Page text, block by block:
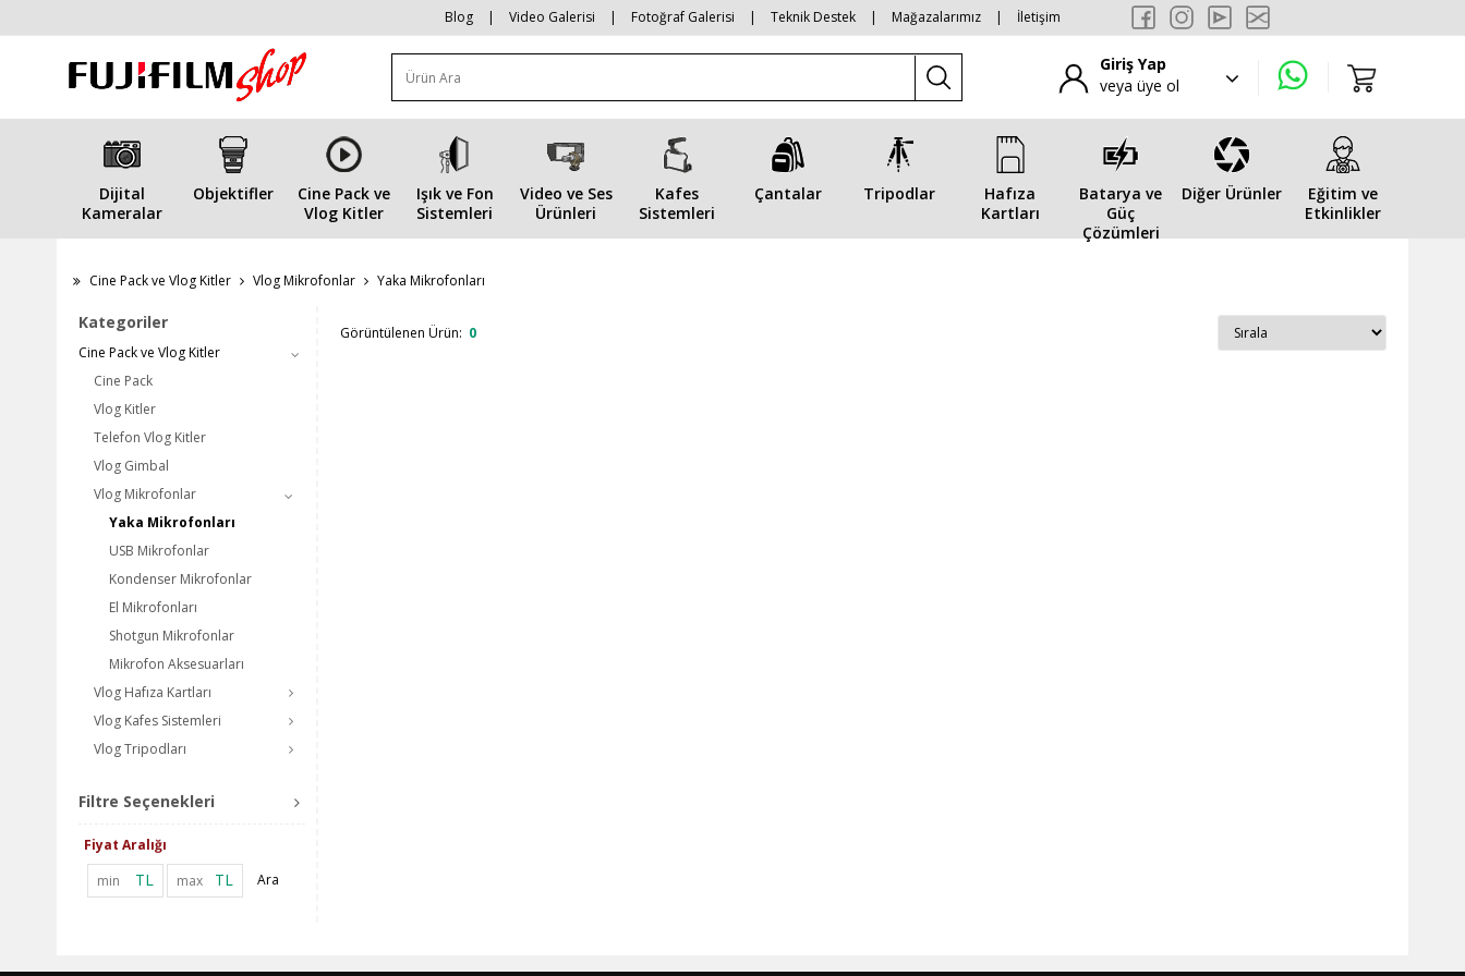
Blog | Video Galerisi | Fotoğraf Galerisi | Teknik Destek | Mağazalarımız | İletişim
Giriş Yap
veya üye ol
Dijital
Kameralar
Objektifler
Cine Pack ve
Vlog Kitler
Işık ve Fon
Sistemleri
Video ve Ses
Ürünleri
Kafes
Sistemleri
Çantalar Tripodlar
Hafıza
Kartları
Batarya ve
Güç
Çözümleri
Diğer Ürünler
Eğitim ve
Etkinlikler
Cine Pack ve Vlog Kitler Vlog Mikrofonlar Yaka Mikrofonları
Kategoriler
Cine Pack ve Vlog Kitler
Cine Pack
Vlog Kitler
Telefon Vlog Kitler
Vlog Gimbal
Vlog Mikrofonlar
Yaka Mikrofonları
USB Mikrofonlar
Kondenser Mikrofonlar
El Mikrofonları
Shotgun Mikrofonlar
Mikrofon Aksesuarları
Vlog Hafıza Kartları
Vlog Kafes Sistemleri
Vlog Tripodları
Filtre Seçenekleri
Fiyat Aralığı
TL TL Ara
Görüntülenen Ürün: 0